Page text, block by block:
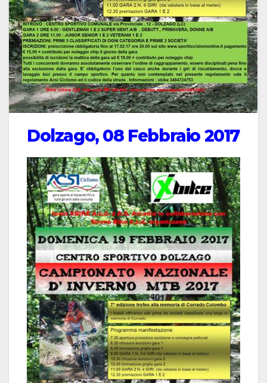
Dolzago, 08 Febbraio 2017